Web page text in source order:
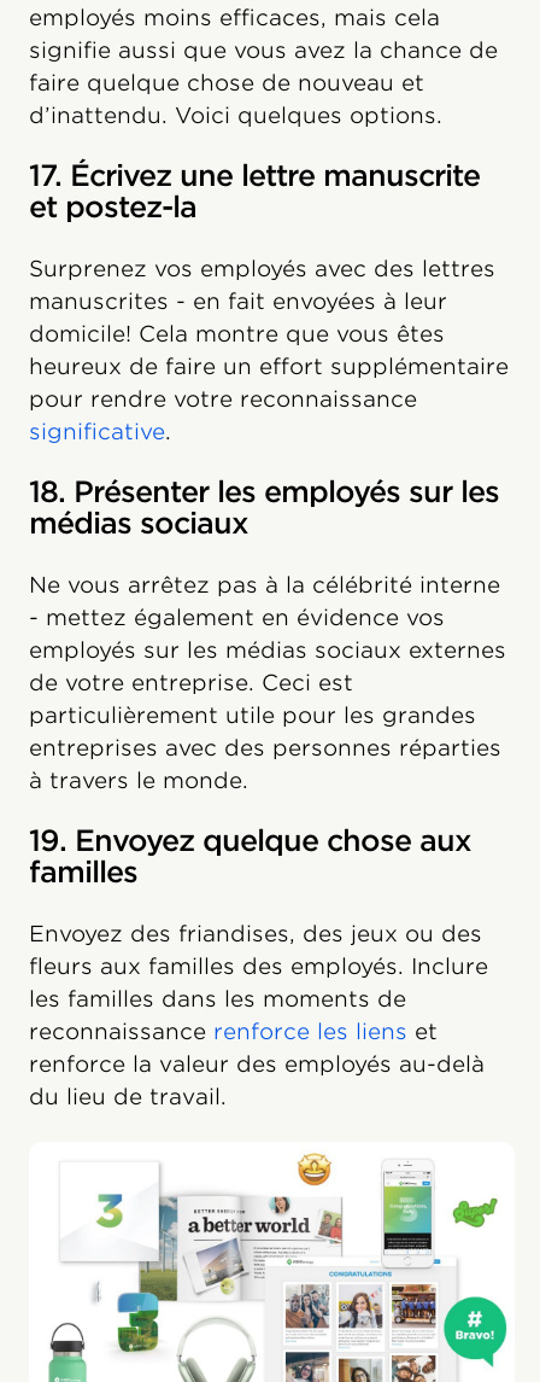
employés moins efficaces, mais cela
signifie aussi que vous avez la chance de
faire quelque chose de nouveau et
d’inattendu. Voici quelques options.
17. Écrivez une lettre manuscrite
et postez-la
Surprenez vos employés avec des lettres
manuscrites - en fait envoyées à leur
domicile! Cela montre que vous êtes
heureux de faire un effort supplémentaire
pour rendre votre reconnaissance
significative.
18. Présenter les employés sur les
médias sociaux
Ne vous arrêtez pas à la célébrité interne
- mettez également en évidence vos
employés sur les médias sociaux externes
de votre entreprise. Ceci est
particulièrement utile pour les grandes
entreprises avec des personnes réparties
à travers le monde.
19. Envoyez quelque chose aux
familles
Envoyez des friandises, des jeux ou des
fleurs aux familles des employés. Inclure
les familles dans les moments de
reconnaissance renforce les liens et
renforce la valeur des employés au-delà
du lieu de travail.